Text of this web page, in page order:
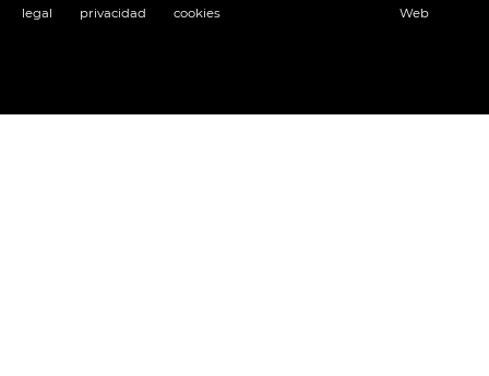
legal
privacidad
cookies
Web